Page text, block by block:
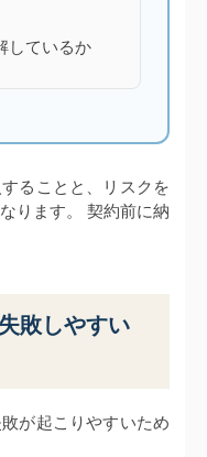
しているか
ることと、リスクを
ります。 契約前に納
敗しやすい
が起こりやすいため